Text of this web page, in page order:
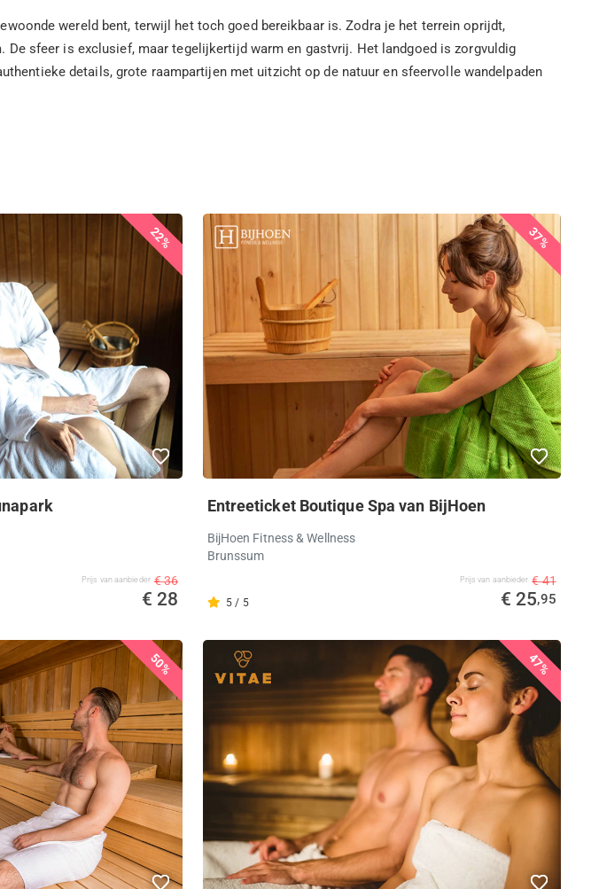
wereld bent, terwijl het toch goed bereikbaar is. Zodra je het terrein oprijdt,
sfeer is exclusief, maar tegelijkertijd warm en gastvrij. Het landgoed is zorgvuldig
details, grote raampartijen met uitzicht op de natuur en sfeervolle wandelpaden
22%
Prijs van aanbieder € 36
€ 28
37%
Entreeticket Boutique Spa van BijHoen
BijHoen Fitness & Wellness
Brunssum
5 / 5
Prijs van aanbieder € 41
€ 25,95
50% 47%